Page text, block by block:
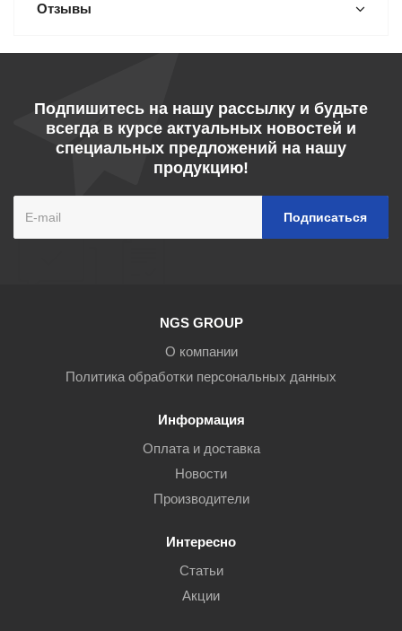
Отзывы
Подпишитесь на нашу рассылку и будьте
всегда в курсе актуальных новостей и
специальных предложений на нашу
продукцию!
NGS GROUP
О компании
Политика обработки персональных данных
Информация
Оплата и доставка
Новости
Производители
Интересно
Статьи
Акции